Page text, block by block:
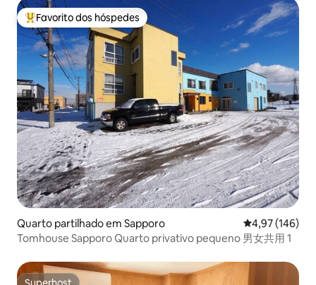
Favoritos dos hóspedes mais apreciados
Favorito dos hóspedes
Quarto partilhado em Sapporo Classificação
4,97 (146)
Tomhouse Sapporo Quarto privativo pequeno 男女共用 1